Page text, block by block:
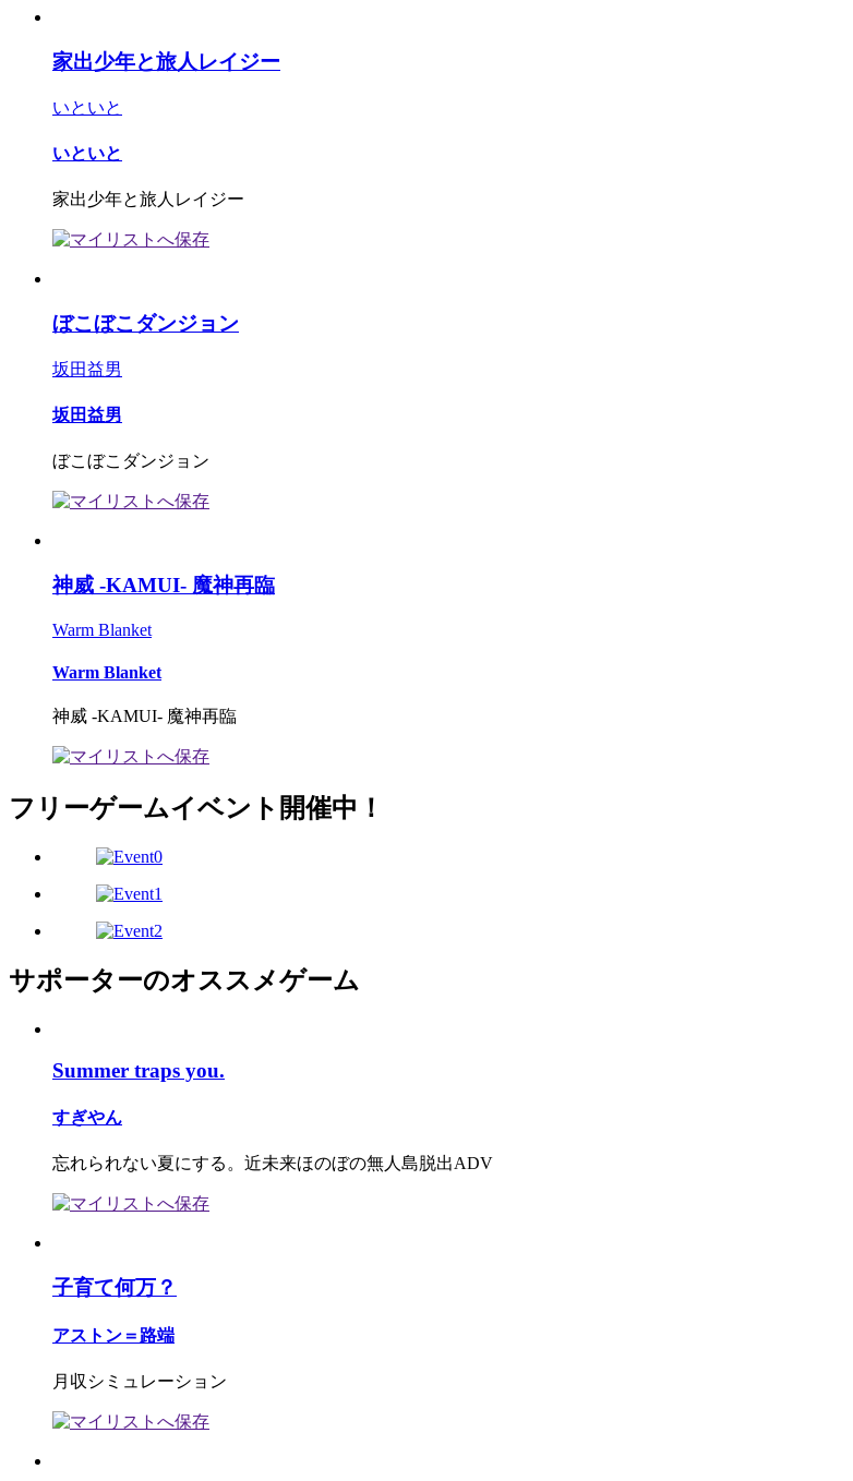
家出少年と旅人レイジー
いといと
いといと
家出少年と旅人レイジー
ぼこぼこダンジョン
坂田益男
坂田益男
ぼこぼこダンジョン
神威 -KAMUI- 魔神再臨
Warm Blanket
Warm Blanket
神威 -KAMUI- 魔神再臨
フリーゲームイベント開催中！
サポーターのオススメゲーム
Summer traps you.
すぎやん
忘れられない夏にする。近未来ほのぼの無人島脱出ADV
子育て何万？
アストン＝路端
月収シミュレーション